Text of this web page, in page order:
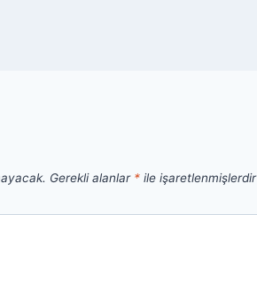
Gerekli alanlar * ile işaretlenmişlerdir